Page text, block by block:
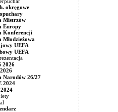
okręgowe
Mistrzów
Europy
Konferencji
Młodzieżowa
UEFA
UEFA
2026
Narodów 26/27
2024